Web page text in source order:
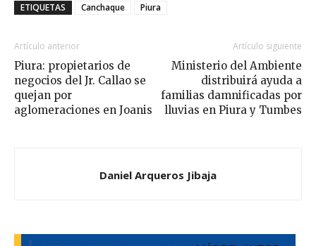
ETIQUETAS Canchaque Piura
Artículo anterior
Piura: propietarios de
negocios del Jr. Callao se
quejan por
aglomeraciones en Joanis
Artículo siguiente
Ministerio del Ambiente
distribuirá ayuda a
familias damnificadas por
lluvias en Piura y Tumbes
Daniel Arqueros Jibaja